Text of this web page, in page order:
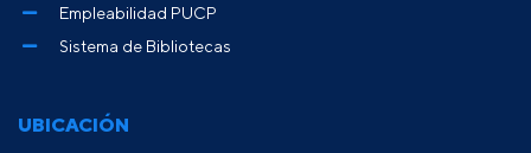
UBICACIÓN
Empleabilidad PUCP
Sistema de Bibliotecas